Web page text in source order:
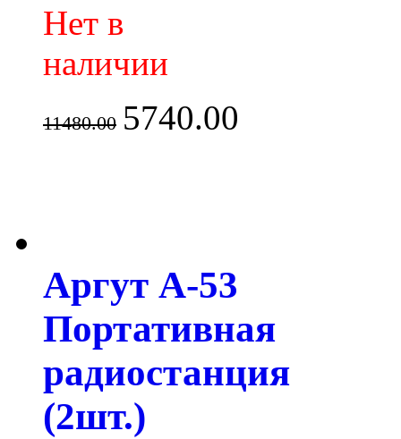
Нет в
наличии
11480.00 5740.00
Аргут А-53
Портативная
радиостанция
(2шт.)